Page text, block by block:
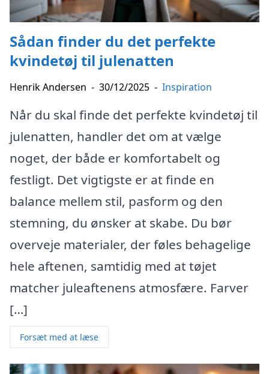
Sådan finder du det perfekte
kvindetøj til julenatten
Henrik Andersen - 30/12/2025 - Inspiration
Når du skal finde det perfekte kvindetøj til
julenatten, handler det om at vælge
noget, der både er komfortabelt og
festligt. Det vigtigste er at finde en
balance mellem stil, pasform og den
stemning, du ønsker at skabe. Du bør
overveje materialer, der føles behagelige
hele aftenen, samtidig med at tøjet
matcher juleaftenens atmosfære. Farver
[…]
Forsæt med at læse